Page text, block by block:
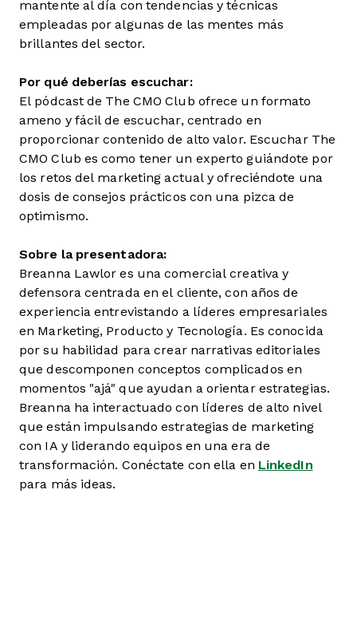
mantente al día con tendencias y técnicas
empleadas por algunas de las mentes más
brillantes del sector.
Por qué deberías escuchar:
El pódcast de The CMO Club ofrece un formato
ameno y fácil de escuchar, centrado en
proporcionar contenido de alto valor. Escuchar The
CMO Club es como tener un experto guiándote por
los retos del marketing actual y ofreciéndote una
dosis de consejos prácticos con una pizca de
optimismo.
Sobre la presentadora:
Breanna Lawlor es una comercial creativa y
defensora centrada en el cliente, con años de
experiencia entrevistando a líderes empresariales
en Marketing, Producto y Tecnología. Es conocida
por su habilidad para crear narrativas editoriales
que descomponen conceptos complicados en
momentos "ajá" que ayudan a orientar estrategias.
Breanna ha interactuado con líderes de alto nivel
que están impulsando estrategias de marketing
con IA y liderando equipos en una era de
transformación. Conéctate con ella en LinkedIn
para más ideas.